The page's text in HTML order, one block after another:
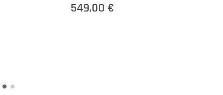
549,00 €